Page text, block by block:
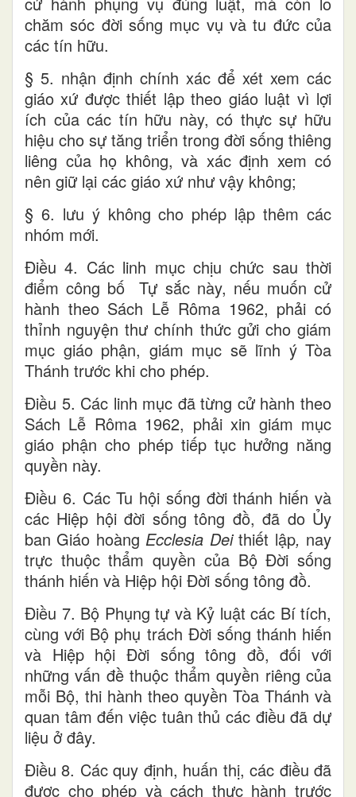
chăm sóc đời sống mục vụ và tu đức của
các tín hữu.
§ 5. nhận định chính xác để xét xem các
giáo xứ được thiết lập theo giáo luật vì lợi
ích của các tín hữu này, có thực sự hữu
hiệu cho sự tăng triển trong đời sống thiêng
liêng của họ không, và xác định xem có
nên giữ lại các giáo xứ như vậy không;
§ 6. lưu ý không cho phép lập thêm các
nhóm mới.
Điều 4. Các linh mục chịu chức sau thời
điểm công bố Tự sắc này, nếu muốn cử
hành theo Sách Lễ Rôma 1962, phải có
thỉnh nguyện thư chính thức gửi cho giám
mục giáo phận, giám mục sẽ lĩnh ý Tòa
Thánh trước khi cho phép.
Điều 5. Các linh mục đã từng cử hành theo
Sách Lễ Rôma 1962, phải xin giám mục
giáo phận cho phép tiếp tục hưởng năng
quyền này.
Điều 6. Các Tu hội sống đời thánh hiến và
các Hiệp hội đời sống tông đồ, đã do Ủy
ban Giáo hoàng Ecclesia Deithiết lập, nay
trực thuộc thẩm quyền của Bộ Đời sống
thánh hiến và Hiệp hội Đời sống tông đồ.
Điều 7. Bộ Phụng tự và Kỷ luật các Bí tích,
cùng với Bộ phụ trách Đời sống thánh hiến
và Hiệp hội Đời sống tông đồ, đối với
những vấn đề thuộc thẩm quyền riêng của
mỗi Bộ, thi hành theo quyền Tòa Thánh và
quan tâm đến việc tuân thủ các điều đã dự
liệu ở đây.
Điều 8. Các quy định, huấn thị, các điều đã
được cho phép và cách thực hành trước